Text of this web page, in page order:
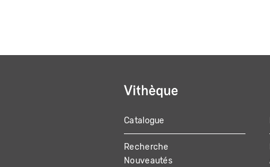
MAIN
NAVIGATION
Catalogue
Recherche
Nouveautés